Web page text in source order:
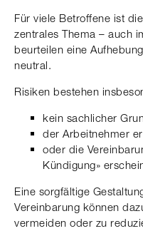
Für viele Betroffene ist
zentrales Thema – auch
beurteilen eine
neutral.
Risiken bestehen
kein sachlicher
der Arbeitnehmer
oder die
Kündigung»
Eine sorgfältige
Vereinbarung können
vermeiden oder zu